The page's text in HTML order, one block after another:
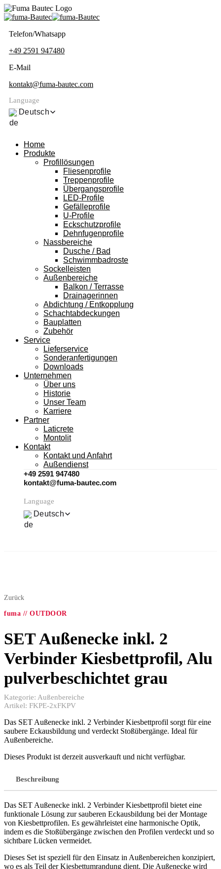
Telefon/Whatsapp
+49 2591 947480
E-Mail
kontakt@fuma-bautec.com
Language
Deutsch
Home
Produkte
Profillösungen
Fliesenprofile
Treppenprofile
Übergangsprofile
LED-Profile
Gefälleprofile
U-Profile
Eckschutzprofile
Dehnfugenprofile
Nassbereiche
Dusche / Bad
Schwimmbadroste
Sockelleisten
Außenbereiche
Balkon / Terrasse
Drainagerinnen
Abdichtung / Entkopplung
Schachtabdeckungen
Bauplatten
Zubehör
Service
Lieferservice
Sonderanfertigungen
Downloads
Unternehmen
Über uns
Historie
Unser Team
Karriere
Partner
Laticrete
Montolit
Kontakt
Kontakt und Anfahrt
Außendienst
+49 2591 947480
kontakt@fuma-bautec.com
Language
Deutsch
Zurück
fuma // OUTDOOR
SET Außenecke inkl. 2
Verbinder Kiesbettprofil, Alu
pulverbeschichtet grau
Kategorie: Außenbereiche
Artikel: FKPE-2xFKPV
Das SET Außenecke inkl. 2 Verbinder Kiesbettprofil sorgt für eine
saubere Eckausbildung und verdeckt Stoßübergänge. Ideal für
Außenbereiche.
Dieses Produkt ist derzeit ausverkauft und nicht verfügbar.
Beschreibung
Das SET Außenecke inkl. 2 Verbinder Kiesbettprofil bietet eine
funktionale Lösung zur sauberen Eckausbildung bei der Montage
von Kiesbettprofilen. Es gewährleistet eine harmonische Optik,
indem es die Stoßübergänge zwischen den Profilen verdeckt und so
sichtbare Lücken vermeidet.
Dieses Set ist speziell für den Einsatz in Außenbereichen konzipiert,
wo es als Teil der Kiesbettumrandung dient. Die Außenecke wird